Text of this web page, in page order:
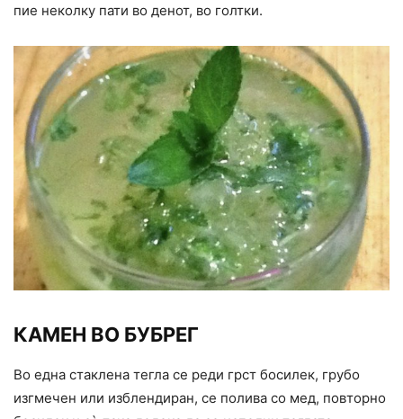
пие неколку пати во денот, во голтки.
КАМЕН ВО БУБРЕГ
Во една стаклена тегла се реди грст босилек, грубо
изгмечен или изблендиран, се полива со мед, повторно